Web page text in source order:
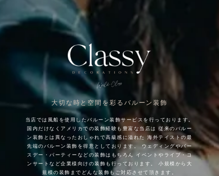
大切な時と空間を彩るバルーン装飾
当店では風船を使用したバルーン装飾サービスを行っております。
国内だけなくアメリカでの装飾経験も豊富な当店は
従来のバルー
ン装飾とは異なったおしゃれで高級感に溢れた
海外テイストの最
先端のバルーン装飾を得意としております。
ウェディングやバー
スデー・パーティーなどの装飾はもちろん
イベントやライブ・コ
ンサートなど企業様向けの装飾も行っております。
小規模から大
規模の装飾までどんな装飾もご対応させて頂きます。